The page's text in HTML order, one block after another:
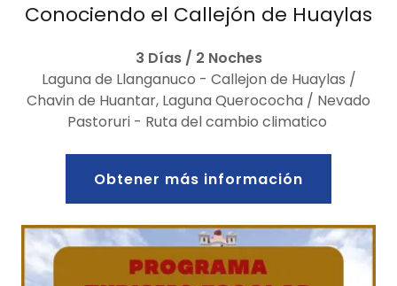
Conociendo el Callejón de Huaylas
3 Días / 2 Noches
Laguna de Llanganuco - Callejon de Huaylas /
Chavin de Huantar, Laguna Querococha / Nevado
Pastoruri - Ruta del cambio climatico
Obtener más información